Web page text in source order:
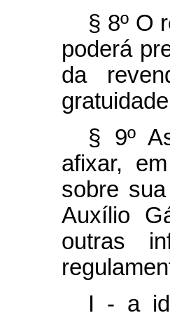
§ 8º O
poderá
da
§ 9º
afixar,
sobre
Auxílio
outras
I - a